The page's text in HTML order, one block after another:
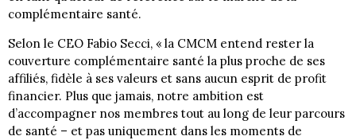
complémentaire santé.
Selon le CEO Fabio Secci, « la CMCM entend rester la
couverture complémentaire santé la plus proche de ses
affiliés, fidèle à ses valeurs et sans aucun esprit de profit
financier. Plus que jamais, notre ambition est
d’accompagner nos membres tout au long de leur parcours
de santé – et pas uniquement dans les moments de